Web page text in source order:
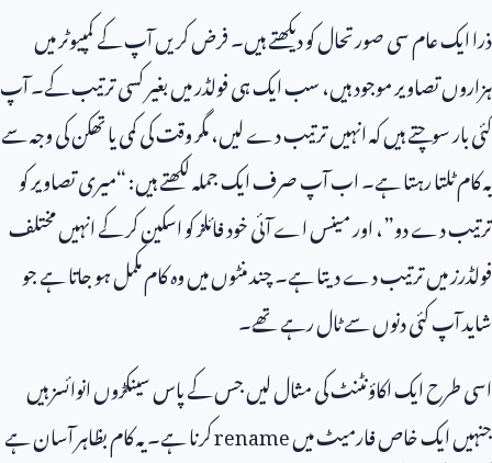
ذرا ایک عام سی صورتحال کو دیکھتے ہیں۔ فرض کریں آپ کے کمپیوٹر میں
ہزاروں تصاویر موجود ہیں، سب ایک ہی فولڈر میں بغیر کسی ترتیب کے۔ آپ
کئی بار سوچتے ہیں کہ انہیں ترتیب دے لیں، مگر وقت کی کمی یا تھکن کی وجہ سے
یہ کام ٹلتا رہتا ہے۔ اب آپ صرف ایک جملہ لکھتے ہیں: “میری تصاویر کو
ترتیب دے دو”، اور مینس اے آئی خود فائلز کو اسکین کر کے انہیں مختلف
فولڈرز میں ترتیب دے دیتا ہے۔ چند منٹوں میں وہ کام مکمل ہو جاتا ہے جو
شاید آپ کئی دنوں سے ٹال رہے تھے۔
اسی طرح ایک اکاؤنٹنٹ کی مثال لیں جس کے پاس سینکڑوں انوائسز ہیں
جنہیں ایک خاص فارمیٹ میںrenameکرنا ہے۔ یہ کام بظاہر آسان ہے